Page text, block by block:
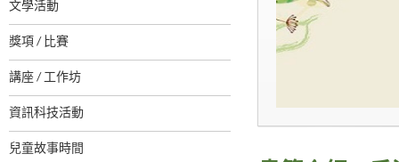
文學活動
獎項 / 比賽
講座 / 工作坊
資訊科技活動
兒童故事時間